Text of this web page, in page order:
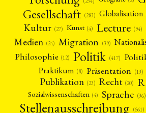
Gesellschaft (283) Globalisation
Kultur (27) Kunst (4) Lecture (94)
Medien (24) Migration (39)
Philosophie (12) Politik (417)
Praktikum (8) Präsentation (13)
Publikation (23) Recht (20)
Sozialwissenschaften (4) Sprache (36)
Stellenausschreibung (661)